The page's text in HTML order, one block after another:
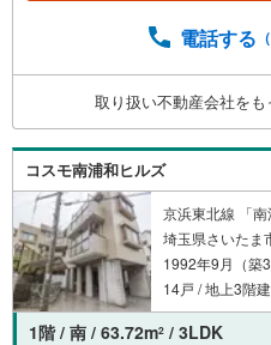
年7月末実行分まで（
ートナーが直接ご対応
ート、Club Offプレミア
電話する
取り扱い不動産会社をも
コスモ南浦和ヒルズ
京浜東北線 「
埼玉県さいたま
1992年9月（築
14戸 / 地上3階建
1階 / 南 / 63.72m2 / 3LDK